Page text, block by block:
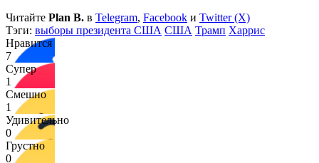
Читайте Plan B. в Telegram, Facebook и Twitter (X)
Тэги: выборы президента США США Трамп Харрис
Нравится
7
Супер
1
Смешно
1
Удивительно
0
Грустно
0